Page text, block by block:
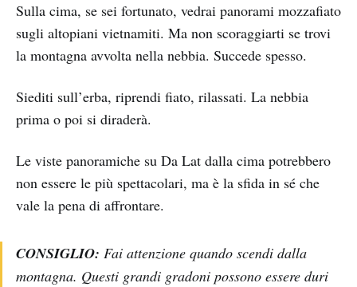
Sulla cima, se sei fortunato, vedrai panorami mozzafiato
sugli altopiani vietnamiti. Ma non scoraggiarti se trovi
la montagna avvolta nella nebbia. Succede spesso.
Siediti sull’erba, riprendi fiato, rilassati. La nebbia
prima o poi si diraderà.
Le viste panoramiche su Da Lat dalla cima potrebbero
non essere le più spettacolari, ma è la sfida in sé che
vale la pena di affrontare.
CONSIGLIO: Fai attenzione quando scendi dalla
montagna. Questi grandi gradoni possono essere duri